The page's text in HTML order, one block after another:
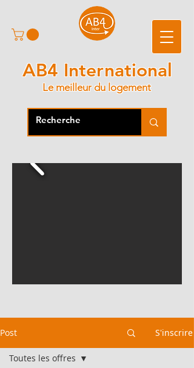
AB4 International
Le meilleur du logement
Post S'inscrire
Toutes les offres